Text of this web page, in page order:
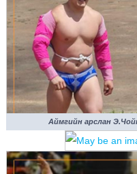
Аймгийн арслан